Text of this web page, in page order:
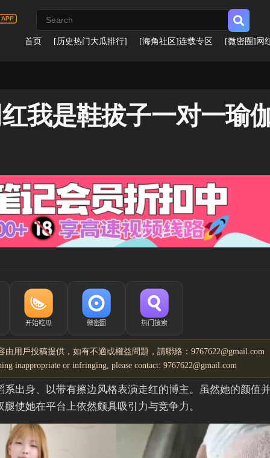
首页 [历史热门大瓜排行] [海角社区]连载专区 [微密圈]网
我是鞋拔子一对一瑜
用戶投稿提供，如有不適或權益問題，請聯絡：9767622@gmail.com
inappropriate or infringing, please contact: 9767622@gmail.com
出身、以带有擦边风格表演走红的博主。虽然她的颜值
使她在平台上依然颇具吸引力与竞争力。